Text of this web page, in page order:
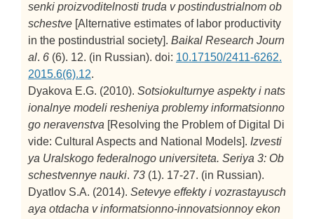
senki proizvoditelnosti truda v postindustrialnom ob
schestve [Alternative estimates of labor productivity
in the postindustrial society]. Baikal Research Journ
al. 6 (6). 12. (in Russian). doi: 10.17150/2411-6262.
2015.6(6).12.
Dyakova E.G. (2010). Sotsiokulturnye aspekty i nats
ionalnye modeli resheniya problemy informatsionno
go neravenstva [Resolving the Problem of Digital Di
vide: Cultural Aspects and National Models]. Izvesti
ya Uralskogo federalnogo universiteta. Seriya 3: Ob
schestvennye nauki. 73 (1). 17-27. (in Russian).
Dyatlov S.A. (2014). Setevye effekty i vozrastayusch
aya otdacha v informatsionno-innovatsionnoy ekon